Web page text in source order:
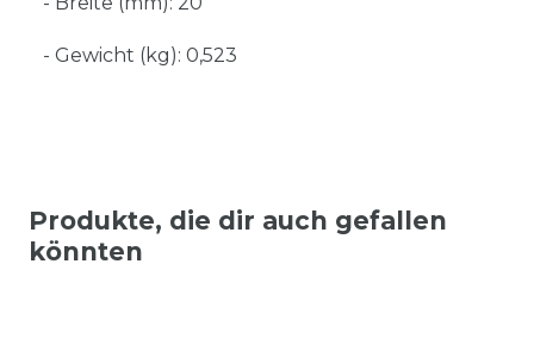
- Gewicht (kg): 0,523
Produkte, die dir auch gefallen
könnten